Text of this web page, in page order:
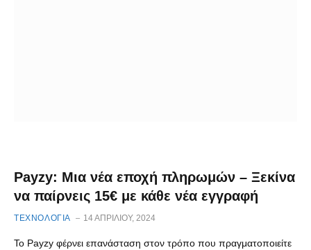
Payzy: Μια νέα εποχή πληρωμών – Ξεκίνα
να παίρνεις 15€ με κάθε νέα εγγραφή
ΤΕΧΝΟΛΟΓΙΑ 14 ΑΠΡΙΛΊΟΥ, 2024
Το Payzy φέρνει επανάσταση στον τρόπο που πραγματοποιείτε